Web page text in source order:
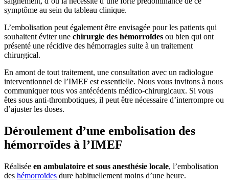
symptôme au sein du tableau clinique.
L’embolisation peut également être envisagée pour les patients qui
souhaitent éviter une chirurgie des hémorroïdes ou bien qui ont
présenté une récidive des hémorragies suite à un traitement
chirurgical.
En amont de tout traitement, une consultation avec un radiologue
interventionnel de l’IMEF est essentielle. Nous vous invitons à nous
communiquer tous vos antécédents médico-chirurgicaux. Si vous
êtes sous anti-thrombotiques, il peut être nécessaire d’interrompre ou
d’ajuster les doses.
Déroulement d’une embolisation des
hémorroïdes à l’IMEF
Réalisée en ambulatoire et sous anesthésie locale, l’embolisation
des hémorroïdes dure habituellement moins d’une heure.